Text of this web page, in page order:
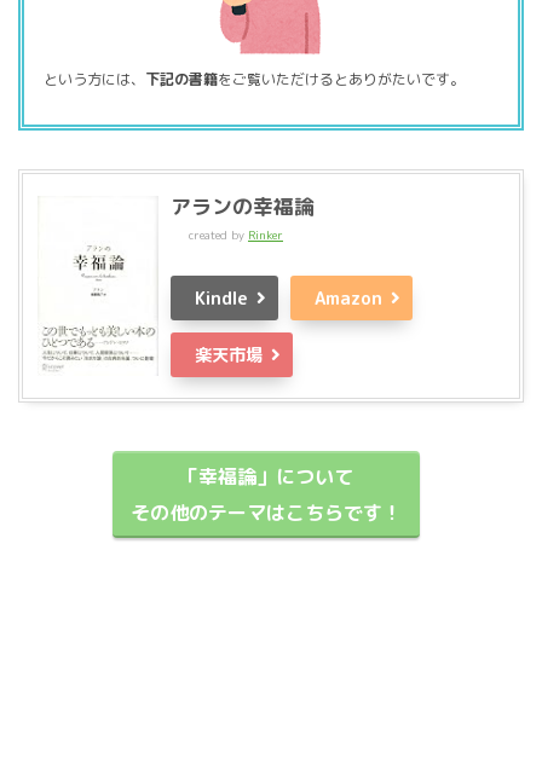
という方には、 下記の書籍をご覧いただけるとありがたいです。
アランの幸福論
created by Rinker
Kindle Amazon
楽天市場
「幸福論」について
その他のテーマはこちらです！